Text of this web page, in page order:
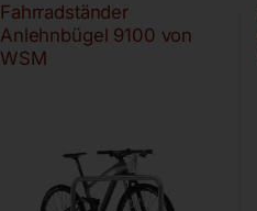
Fahrradständer
Anlehnbügel 9100 von
WSM